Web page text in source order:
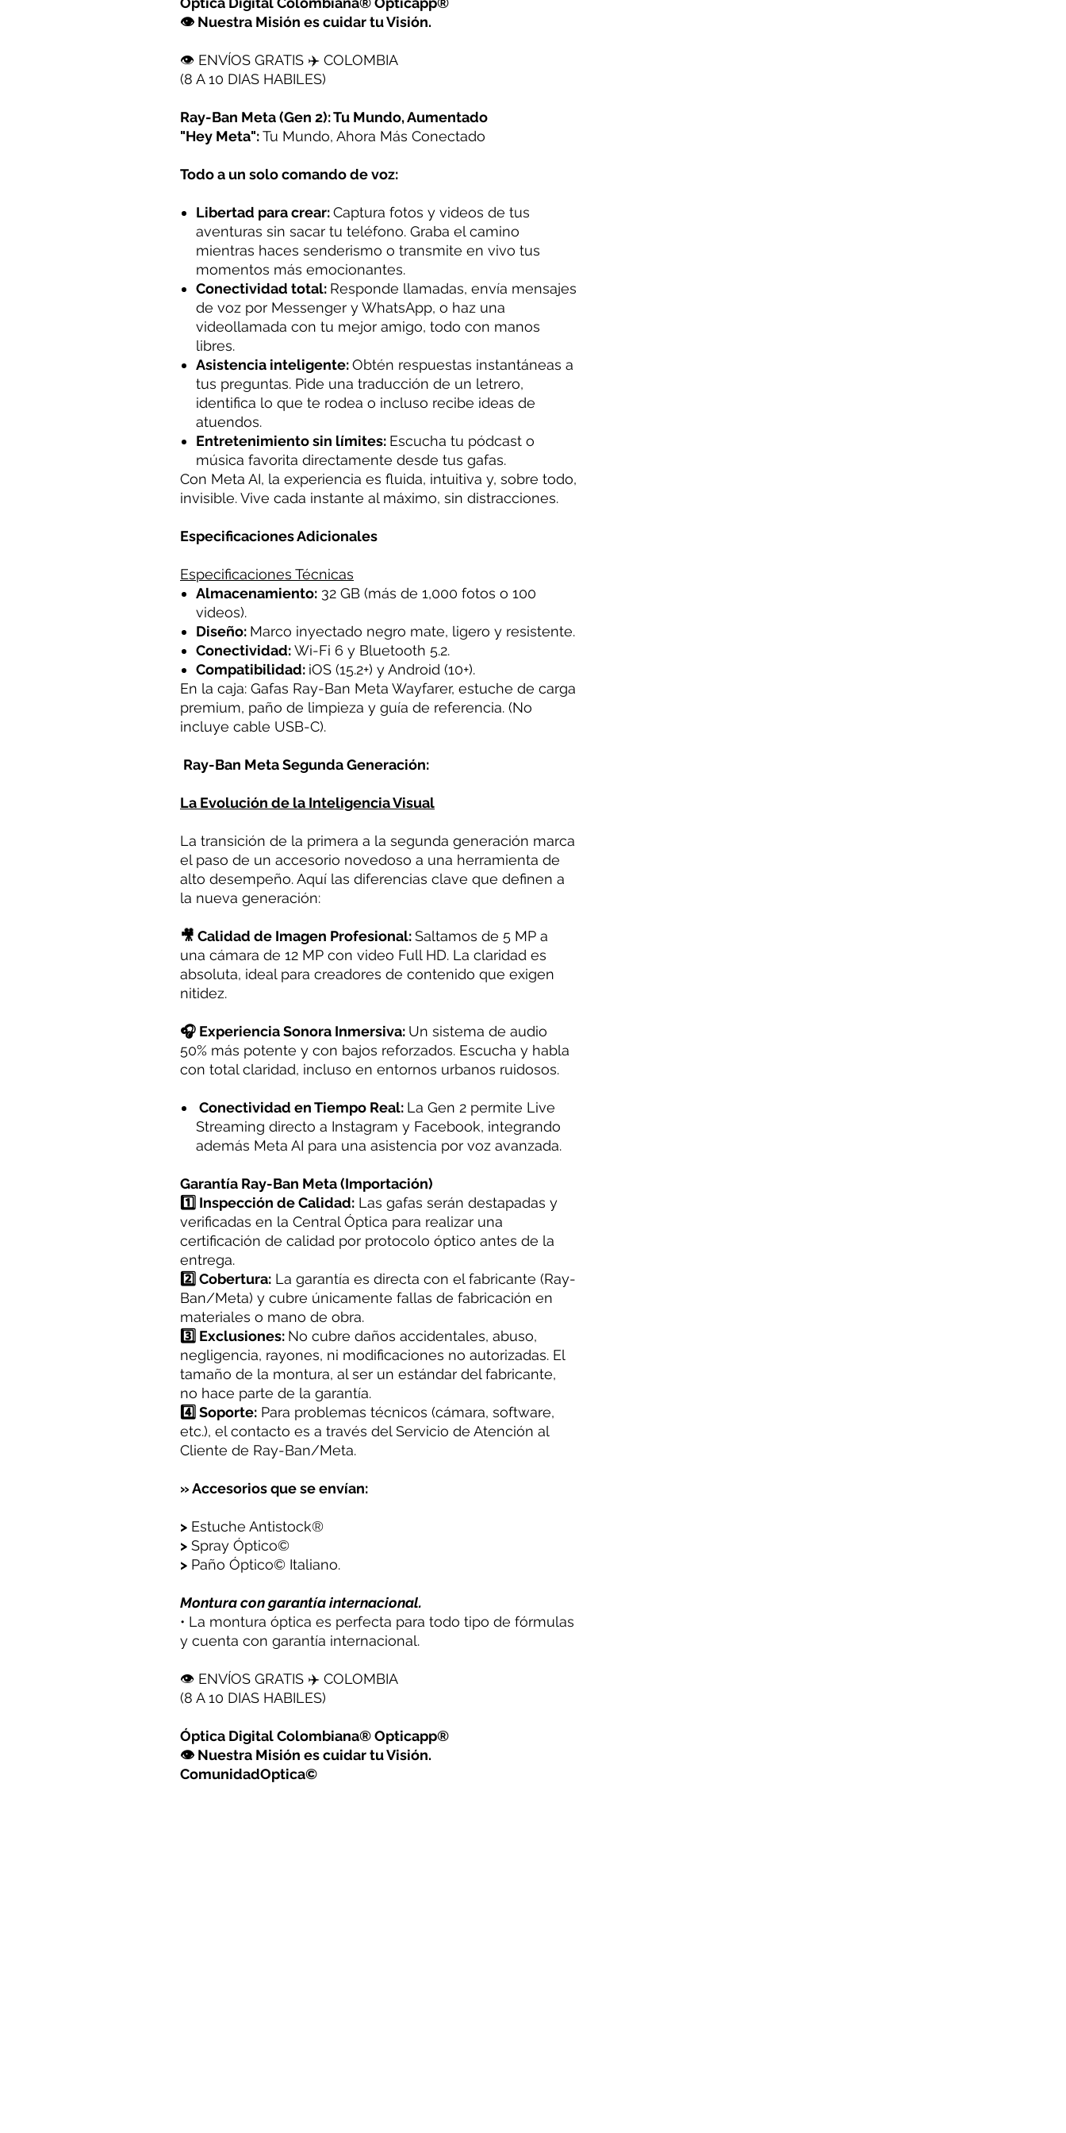
👁 Nuestra Misión es cuidar tu Visión.
👁 ENVÍOS GRATIS ✈️ COLOMBIA
(8 A 10 DIAS HABILES)
Ray-Ban Meta (Gen 2): Tu Mundo, Aumentado
"Hey Meta":Tu Mundo, Ahora Más Conectado
Todo a un solo comando de voz:
Libertad para crear:Captura fotos y videos de tus
aventuras sin sacar tu teléfono. Graba el camino
mientras haces senderismo o transmite en vivo tus
momentos más emocionantes.
Conectividad total: Responde llamadas, envía mensajes
de voz por Messenger y WhatsApp, o haz una
videollamada con tu mejor amigo, todo con manos
libres.
Asistencia inteligente:Obtén respuestas instantáneas a
tus preguntas. Pide una traducción de un letrero,
identifica lo que te rodea o incluso recibe ideas de
atuendos.
Entretenimiento sin límites: Escucha tu pódcast o
música favorita directamente desde tus gafas.
Con Meta AI, la experiencia es fluida, intuitiva y, sobre todo,
invisible. Vive cada instante al máximo, sin distracciones.
Especificaciones Adicionales
Especificaciones Técnicas
Almacenamiento: 32 GB (más de 1,000 fotos o 100
videos).
Diseño: Marco inyectado negro mate, ligero y resistente.
Conectividad:Wi-Fi 6 y Bluetooth 5.2.
Compatibilidad: iOS (15.2+) y Android (10+).
En la caja: Gafas Ray-Ban Meta Wayfarer, estuche de carga
premium, paño de limpieza y guía de referencia. (No
incluye cable USB-C).
Ray-Ban Meta Segunda Generación:
La Evolución de la Inteligencia Visual
La transición de la primera a la segunda generación marca
el paso de un accesorio novedoso a una herramienta de
alto desempeño. Aquí las diferencias clave que definen a
la nueva generación:
🎥 Calidad de Imagen Profesional:Saltamos de 5 MP a
una cámara de 12 MP con video Full HD. La claridad es
absoluta, ideal para creadores de contenido que exigen
nitidez.
🎧 Experiencia Sonora Inmersiva: Un sistema de audio
50% más potente y con bajos reforzados. Escucha y habla
con total claridad, incluso en entornos urbanos ruidosos.
Conectividad en Tiempo Real: La Gen 2 permite Live
Streaming directo a Instagram y Facebook, integrando
además Meta AI para una asistencia por voz avanzada.
Garantía Ray-Ban Meta (Importación)
1️⃣ Inspección de Calidad: Las gafas serán destapadas y
verificadas en la Central Óptica para realizar una
certificación de calidad por protocolo óptico antes de la
entrega.
2️⃣ Cobertura: La garantía es directa con el fabricante (Ray-
Ban/Meta) y cubre únicamente fallas de fabricación en
materiales o mano de obra.
3️⃣ Exclusiones: No cubre daños accidentales, abuso,
negligencia, rayones, ni modificaciones no autorizadas. El
tamaño de la montura, al ser un estándar del fabricante,
no hace parte de la garantía.
4️⃣ Soporte: Para problemas técnicos (cámara, software,
etc.), el contacto es a través del Servicio de Atención al
Cliente de Ray-Ban/Meta.
» Accesorios que se envían:
> Estuche Antistock®
> Spray Óptico©
> Paño Óptico© Italiano.
Montura con garantía internacional.
• La montura óptica es perfecta para todo tipo de fórmulas
y cuenta con garantía internacional.
👁 ENVÍOS GRATIS ✈️ COLOMBIA
(8 A 10 DIAS HABILES)
Óptica Digital Colombiana® Opticapp®
👁 Nuestra Misión es cuidar tu Visión.
ComunidadOptica©